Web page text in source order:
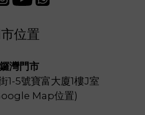
位置
灣門市
1-5號寶富大廈1樓J室
Map位置)